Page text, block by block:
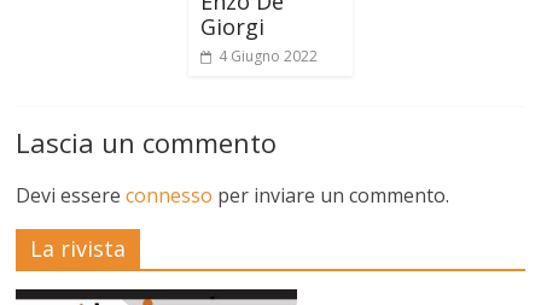
Giorgi
4 Giugno 2022
Lascia un commento
Devi essereconnesso per inviare un commento.
La rivista